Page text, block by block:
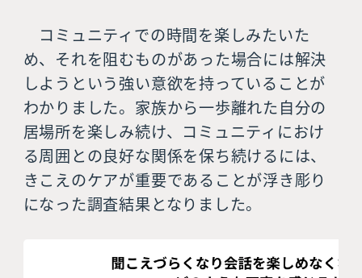
コミュニティでの時間を楽しみたいた
め、それを阻むものがあった場合には解決
しようという強い意欲を持っていることが
わかりました。家族から一歩離れた自分の
居場所を楽しみ続け、コミュニティにおけ
る周囲との良好な関係を保ち続けるには、
きこえのケアが重要であることが浮き彫り
になった調査結果となりました。